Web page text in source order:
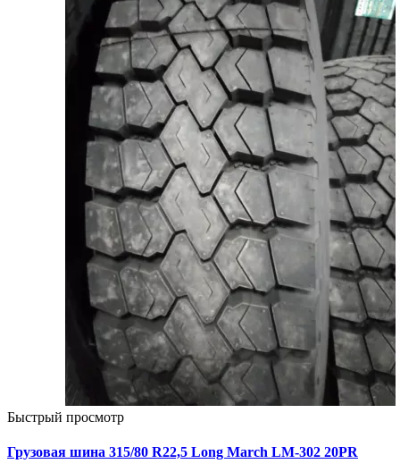
Быстрый просмотр
Грузовая шина 315/80 R22,5 Long March LM-302 20PR